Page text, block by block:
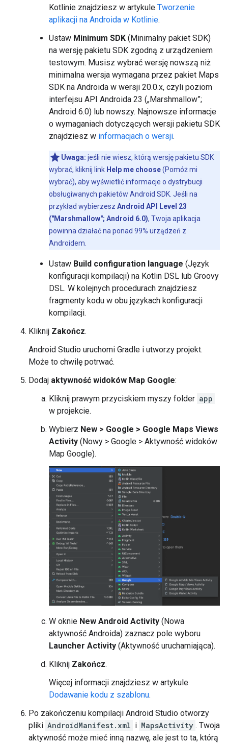
Kotlinie znajdziesz w artykule Tworzenie
aplikacji na Androida w Kotlinie.
Ustaw Minimum SDK (Minimalny pakiet SDK)
na wersję pakietu SDK zgodną z urządzeniem
testowym. Musisz wybrać wersję nowszą niż
minimalna wersja wymagana przez pakiet Maps
SDK na Androida w wersji 20.0.x, czyli poziom
interfejsu API Androida 23 („Marshmallow”;
Android 6.0) lub nowszy. Najnowsze informacje
o wymaganiach dotyczących wersji pakietu SDK
znajdziesz w informacjach o wersji.
Uwaga: jeśli nie wiesz, którą wersję pakietu SDK
wybrać, kliknij link Help me choose(Pomóż mi
wybrać), aby wyświetlić informacje o dystrybucji
obsługiwanych pakietów Android SDK. Jeśli na
przykład wybierzesz Android API Level 23
("Marshmallow"; Android 6.0), Twoja aplikacja
powinna działać na ponad 99% urządzeń z
Androidem.
Ustaw Build configuration language (Język
konfiguracji kompilacji) na Kotlin DSL lub Groovy
DSL. W kolejnych procedurach znajdziesz
fragmenty kodu w obu językach konfiguracji
kompilacji.
Kliknij Zakończ.
Android Studio uruchomi Gradle i utworzy projekt.
Może to chwilę potrwać.
Dodaj aktywność widoków Map Google:
Kliknij prawym przyciskiem myszy folder app
w projekcie.
Wybierz New > Google > Google Maps Views
Activity (Nowy > Google > Aktywność widoków
Map Google).
W oknie New Android Activity (Nowa
aktywność Androida) zaznacz pole wyboru
Launcher Activity (Aktywność uruchamiająca).
Kliknij Zakończ.
Więcej informacji znajdziesz w artykule
Dodawanie kodu z szablonu.
Po zakończeniu kompilacji Android Studio otworzy
pliki AndroidManifest.xml i MapsActivity . Twoja
aktywność może mieć inną nazwę, ale jest to ta, którą